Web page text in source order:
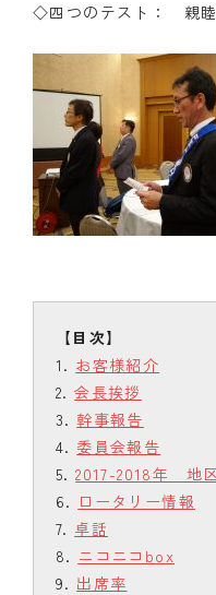
◇四つのテスト： 親
お客様紹介
会長挨拶
幹事報告
委員会報告
2017-2018年 地
ロータリー情報
卓話
ニコニコbox
出席率